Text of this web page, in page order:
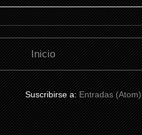
Inicio
Suscribirse a:Entradas (Atom)